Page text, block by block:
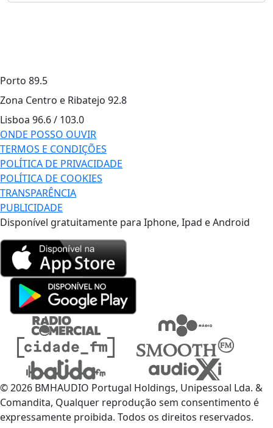
Porto 89.5
Zona Centro e Ribatejo 92.8
Lisboa 96.6 / 103.0
ONDE POSSO OUVIR
TERMOS E CONDIÇÕES
POLÍTICA DE PRIVACIDADE
POLÍTICA DE COOKIES
TRANSPARÊNCIA
PUBLICIDADE
Disponível gratuitamente para Iphone, Ipad e Android
© 2026 BMHAUDIO Portugal Holdings, Unipessoal Lda. &
Comandita, Qualquer reprodução sem consentimento é
expressamente proibida. Todos os direitos reservados.